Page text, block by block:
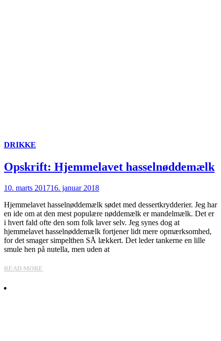
DRIKKE
Opskrift: Hjemmelavet hasselnøddemælk
10. marts 201716. januar 2018
Hjemmelavet hasselnøddemælk sødet med dessertkrydderier. Jeg har
en ide om at den mest populære nøddemælk er mandelmælk. Det er
i hvert fald ofte den som folk laver selv. Jeg synes dog at
hjemmelavet hasselnøddemælk fortjener lidt mere opmærksomhed,
for det smager simpelthen SÅ lækkert. Det leder tankerne en lille
smule hen på nutella, men uden at
READ MORE